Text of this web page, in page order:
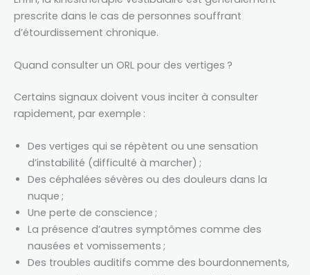
prescrite dans le cas de personnes souffrant
d’étourdissement chronique.
Quand consulter un ORL pour des vertiges ?
Certains signaux doivent vous inciter à consulter
rapidement, par exemple :
Des vertiges qui se répètent ou une sensation
d’instabilité (difficulté à marcher) ;
Des céphalées sévères ou des douleurs dans la
nuque ;
Une perte de conscience ;
La présence d’autres symptômes comme des
nausées et vomissements ;
Des troubles auditifs comme des bourdonnements,